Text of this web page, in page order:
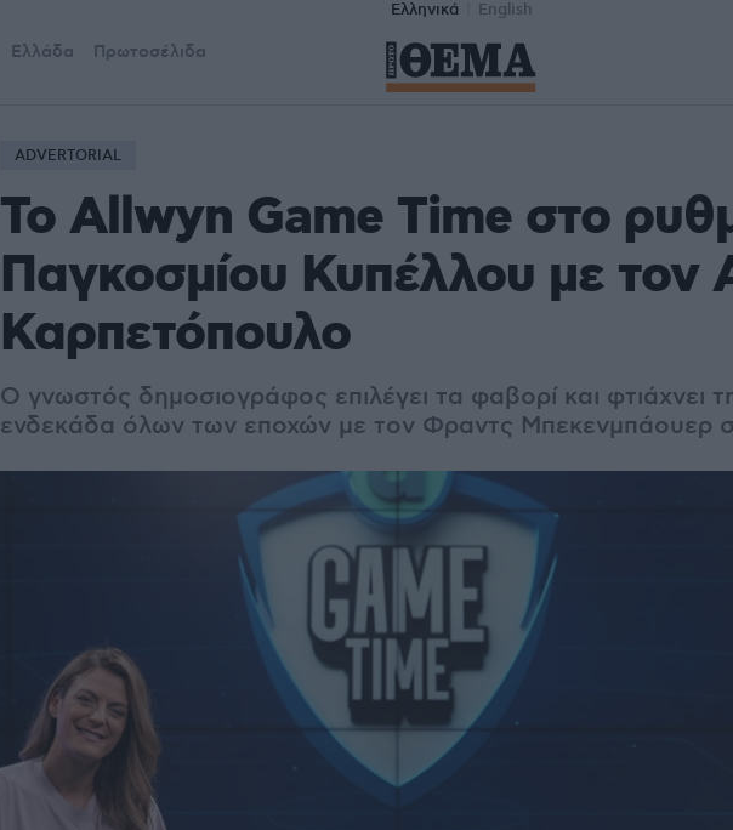
Ελληνικά English
Ελλάδα Πρωτοσέλιδα
ADVERTORIAL
Το Allwyn Game Time στο
Παγκοσμίου Κυπέλλου με τον
Καρπετόπουλο
Ο γνωστός δημοσιογράφος επιλέγει τα φαβορί και φτιάχνει
ενδεκάδα όλων των εποχών με τον Φραντς Μπεκενμπάουερ